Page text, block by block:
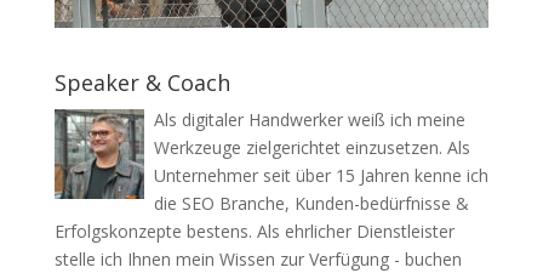
Speaker & Coach
Als digitaler Handwerker weiß ich meine
Werkzeuge zielgerichtet einzusetzen. Als
Unternehmer seit über 15 Jahren kenne ich
die SEO Branche, Kunden-bedürfnisse &
Erfolgskonzepte bestens. Als ehrlicher Dienstleister
stelle ich Ihnen mein Wissen zur Verfügung - buchen